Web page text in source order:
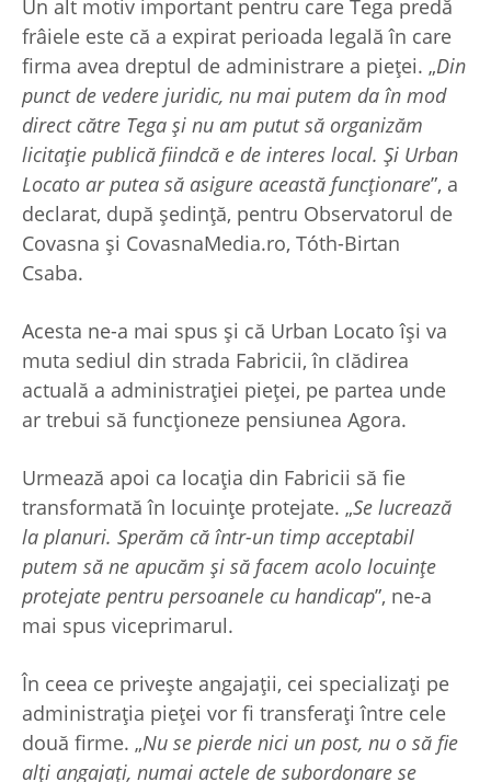
Un alt motiv important pentru care Tega predă
frâiele este că a expirat perioada legală în care
firma avea dreptul de administrare a pieței. „Din
punct de vedere juridic, nu mai putem da în mod
direct către Tega și nu am putut să organizăm
licitație publică fiindcă e de interes local. Și Urban
Locato ar putea să asigure această funcționare”, a
declarat, după ședință, pentru Observatorul de
Covasna și CovasnaMedia.ro, Tóth-Birtan
Csaba.
Acesta ne-a mai spus și că Urban Locato își va
muta sediul din strada Fabricii, în clădirea
actuală a administrației pieței, pe partea unde
ar trebui să funcționeze pensiunea Agora.
Urmează apoi ca locația din Fabricii să fie
transformată în locuințe protejate. „Se lucrează
la planuri. Sperăm că într-un timp acceptabil
putem să ne apucăm și să facem acolo locuințe
protejate pentru persoanele cu handicap”, ne-a
mai spus viceprimarul.
În ceea ce privește angajații, cei specializați pe
administrația pieței vor fi transferați între cele
două firme. „Nu se pierde nici un post, nu o să fie
alți angajați, numai actele de subordonare se